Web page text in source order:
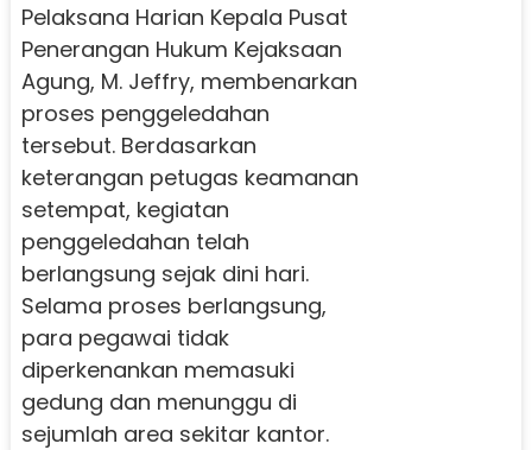
Pelaksana Harian Kepala Pusat
Penerangan Hukum Kejaksaan
Agung, M. Jeffry, membenarkan
proses penggeledahan
tersebut. Berdasarkan
keterangan petugas keamanan
setempat, kegiatan
penggeledahan telah
berlangsung sejak dini hari.
Selama proses berlangsung,
para pegawai tidak
diperkenankan memasuki
gedung dan menunggu di
sejumlah area sekitar kantor.